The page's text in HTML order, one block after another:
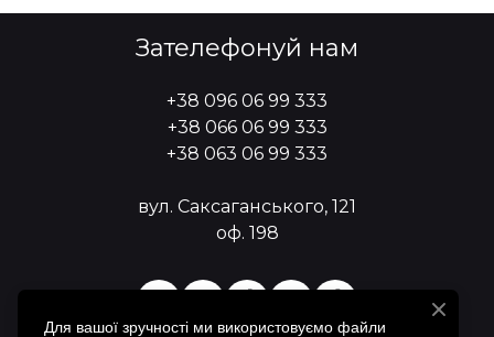
Зателефонуй нам
+38 096 06 99 333
+38 066 06 99 333
+38 063 06 99 333
вул. Саксаганського, 121
оф. 198
Для вашої зручності ми використовуємо файли